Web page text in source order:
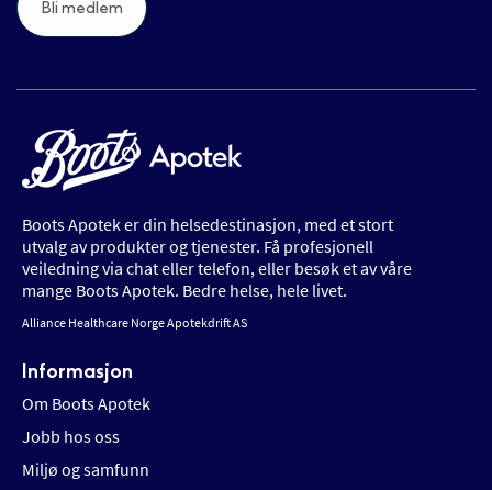
Bli medlem
Boots Apotek er din helsedestinasjon, med et stort
utvalg av produkter og tjenester. Få profesjonell
veiledning via chat eller telefon, eller besøk et av våre
mange Boots Apotek. Bedre helse, hele livet.
Alliance Healthcare Norge Apotekdrift AS
Informasjon
Om Boots Apotek
Jobb hos oss
Miljø og samfunn